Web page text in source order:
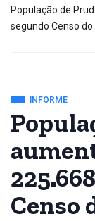
População de
segundo Censo do
INFORME
Censo